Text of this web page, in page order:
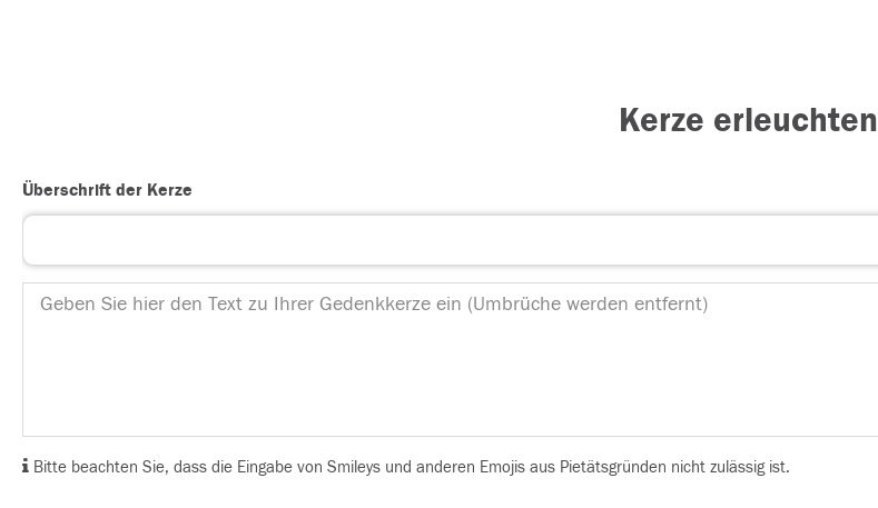
Kerze erleuchten
Überschrift der Kerze
Bitte beachten Sie, dass die Eingabe von Smileys und anderen Emojis aus Pietätsgründen nicht zulässig ist.